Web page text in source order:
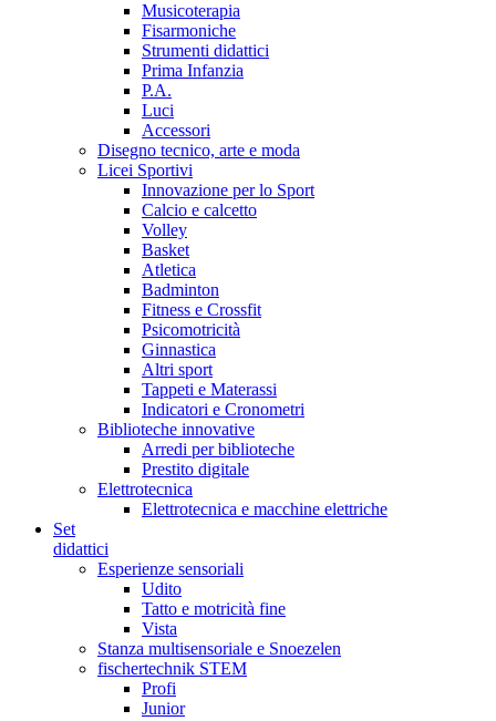
Musicoterapia
Fisarmoniche
Strumenti didattici
Prima Infanzia
P.A.
Luci
Accessori
Disegno tecnico, arte e moda
Licei Sportivi
Innovazione per lo Sport
Calcio e calcetto
Volley
Basket
Atletica
Badminton
Fitness e Crossfit
Psicomotricità
Ginnastica
Altri sport
Tappeti e Materassi
Indicatori e Cronometri
Biblioteche innovative
Arredi per biblioteche
Prestito digitale
Elettrotecnica
Elettrotecnica e macchine elettriche
Set
didattici
Esperienze sensoriali
Udito
Tatto e motricità fine
Vista
Stanza multisensoriale e Snoezelen
fischertechnik STEM
Profi
Junior